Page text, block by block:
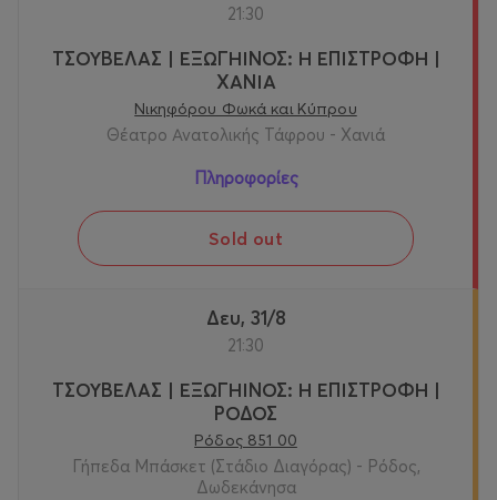
21:30
ΤΣΟΥΒΕΛΑΣ | ΕΞΩΓΗΙΝΟΣ: Η ΕΠΙΣΤΡΟΦΗ |
ΧΑΝΙΑ
Νικηφόρου Φωκά και Κύπρου
Θέατρο Ανατολικής Τάφρου - Χανιά
Πληροφορίες
Sold out
Δευ, 31/8
21:30
ΤΣΟΥΒΕΛΑΣ | ΕΞΩΓΗΙΝΟΣ: Η ΕΠΙΣΤΡΟΦΗ |
ΡΟΔΟΣ
Ρόδος 851 00
Γήπεδα Μπάσκετ (Στάδιο Διαγόρας) - Ρόδος,
Δωδεκάνησα